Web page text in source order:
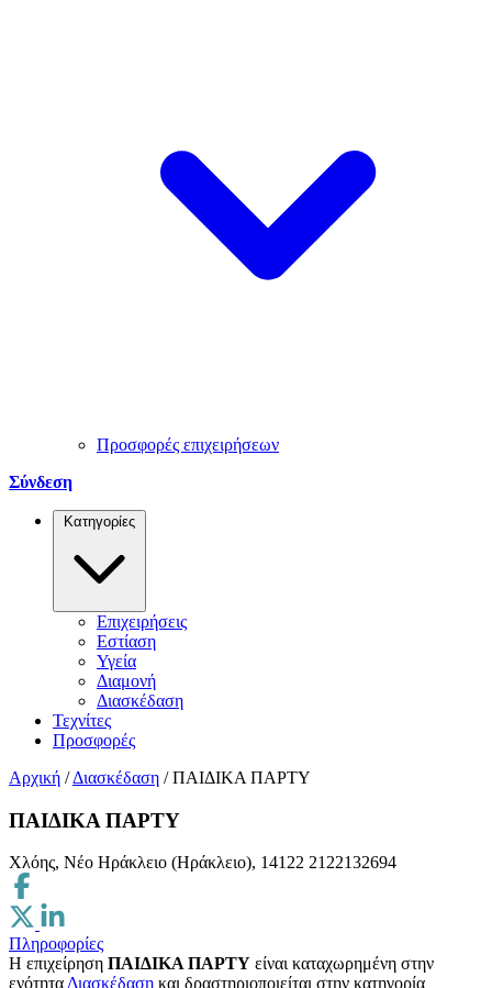
Προσφορές επιχειρήσεων
Σύνδεση
Κατηγορίες
Επιχειρήσεις
Εστίαση
Υγεία
Διαμονή
Διασκέδαση
Τεχνίτες
Προσφορές
Αρχική / Διασκέδαση / ΠΑΙΔΙΚΑ ΠΑΡΤΥ
ΠΑΙΔΙΚΑ ΠΑΡΤΥ
Χλόης, Νέο Ηράκλειο (Ηράκλειο), 14122 2122132694
Πληροφορίες
Η επιχείρηση ΠΑΙΔΙΚΑ ΠΑΡΤΥ είναι καταχωρημένη στην
ενότηταΔιασκέδαση και δραστηριοποιείται στην κατηγορία